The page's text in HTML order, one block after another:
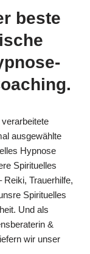
beste
ausgewählte
Hypnose
Spirituelles
Trauerhilfe,
Spirituelles
Und als
&
wir unser